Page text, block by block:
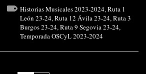
Historias Musicales 2023-2024,Ruta 1
León 23-24,Ruta 12 Ávila 23-24,Ruta 3
Burgos 23-24,Ruta 9 Segovia 23-24,
Temporada OSCyL 2023-2024